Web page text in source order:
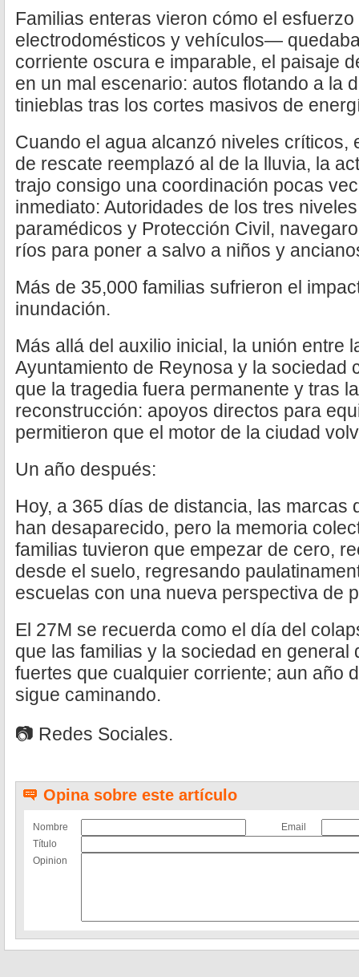
Familias enteras vieron cómo el
electrodomésticos y vehículos—
corriente oscura e imparable, el paisaje
en un mal escenario: autos flotando a la
tinieblas tras los cortes masivos de
Cuando el agua alcanzó niveles críticos,
de rescate reemplazó al de la lluvia, la
trajo consigo una coordinación pocas
inmediato: Autoridades de los tres
paramédicos y Protección Civil,
ríos para poner a salvo a niños y
Más de 35,000 familias sufrieron el
inundación.
Más allá del auxilio inicial, la unión entre
Ayuntamiento de Reynosa y la sociedad
que la tragedia fuera permanente y tras
reconstrucción: apoyos directos para
permitieron que el motor de la ciudad
Un año después:
Hoy, a 365 días de distancia, las marcas
han desaparecido, pero la memoria
familias tuvieron que empezar de cero,
desde el suelo, regresando
escuelas con una nueva perspectiva de
El 27M se recuerda como el día del
que las familias y la sociedad en general
fuertes que cualquier corriente; aun año
sigue caminando.
📷 Redes Sociales.
Opina sobre este artículo
Nombre
Email
Título
Opinion